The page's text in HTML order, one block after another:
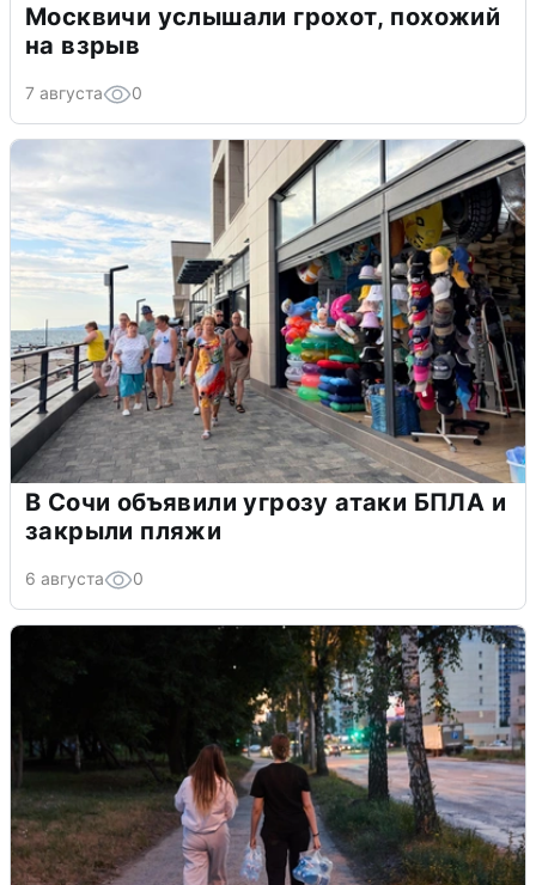
Москвичи услышали грохот, похожий
на взрыв
7 августа 0
В Сочи объявили угрозу атаки БПЛА и
закрыли пляжи
6 августа 0